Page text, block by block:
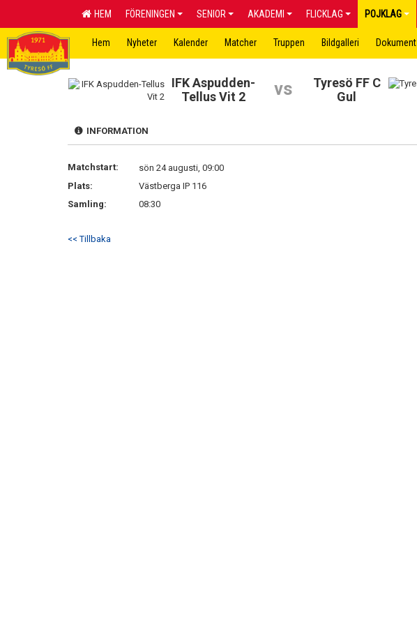
HEM FÖRENINGEN SENIOR AKADEMI FLICKLAG POJKLAG
Hem Nyheter Kalender Matcher Truppen Bildgalleri Dokument
IFK Aspudden-
Tellus Vit 2
vs
Tyresö FF C
Gul
INFORMATION
Matchstart:
sön 24 augusti, 09:00
Plats:
Västberga IP 116
Samling:
08:30
<< Tillbaka